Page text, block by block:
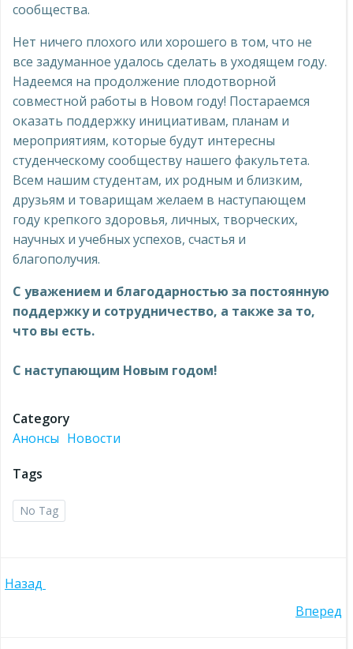
сообщества.
Нет ничего плохого или хорошего в том, что не
все задуманное удалось сделать в уходящем году.
Надеемся на продолжение плодотворной
совместной работы в Новом году! Постараемся
оказать поддержку инициативам, планам и
мероприятиям, которые будут интересны
студенческому сообществу нашего факультета.
Всем нашим студентам, их родным и близким,
друзьям и товарищам желаем в наступающем
году крепкого здоровья, личных, творческих,
научных и учебных успехов, счастья и
благополучия.
С уважением и благодарностью за постоянную
поддержку и сотрудничество, а также за то,
что вы есть.
С наступающим Новым годом!
Category
Анонсы Новости
Tags
No Tag
Навигация
Назад
Вперед